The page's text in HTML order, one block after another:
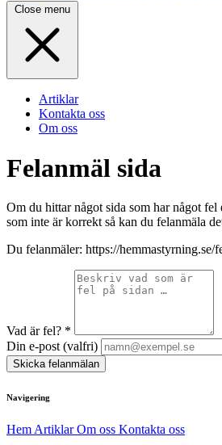
Close menu
Artiklar
Kontakta oss
Om oss
Felanmäl sida
Om du hittar något sida som har något
som inte är korrekt så kan du felanmäla
Du felanmäler: https://hemmastyrning.se/
Vad är fel? *
Din e-post (valfri)
Skicka felanmälan
Navigering
Hem ArtiklarOm oss Kontakta oss